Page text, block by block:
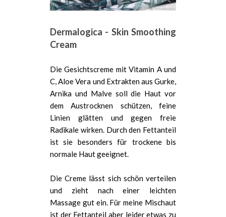
Dermalogica - Skin Smoothing
Cream
Die Gesichtscreme mit Vitamin A und
C, Aloe Vera und Extrakten aus Gurke,
Arnika und Malve soll die Haut vor
dem Austrocknen schützen, feine
Linien glätten und gegen freie
Radikale wirken. Durch den Fettanteil
ist sie besonders für trockene bis
normale Haut geeignet.
Die Creme lässt sich schön verteilen
und zieht nach einer leichten
Massage gut ein. Für meine Mischaut
ist der Fettanteil aber leider etwas zu